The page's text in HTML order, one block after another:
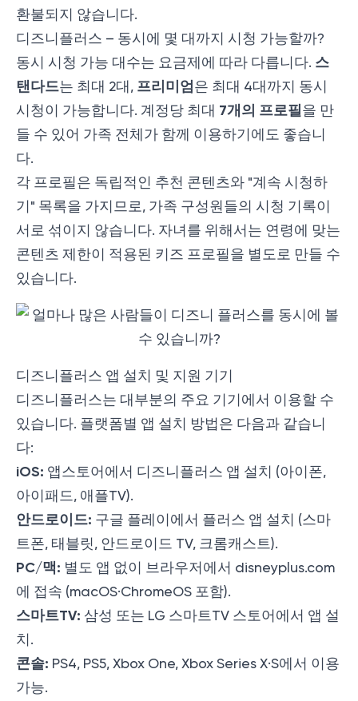
환불되지 않습니다.
디즈니플러스 – 동시에 몇 대까지 시청 가능할까?
동시 시청 가능 대수는 요금제에 따라 다릅니다. 스
탠다드는 최대 2대, 프리미엄 은 최대 4대까지 동시
시청이 가능합니다. 계정당 최대 7개의 프로필을 만
들 수 있어 가족 전체가 함께 이용하기에도 좋습니
다.
각 프로필은 독립적인 추천 콘텐츠와 "계속 시청하
기" 목록을 가지므로, 가족 구성원들의 시청 기록이
서로 섞이지 않습니다. 자녀를 위해서는 연령에 맞는
콘텐츠 제한이 적용된 키즈 프로필을 별도로 만들 수
있습니다.
디즈니플러스 앱 설치 및 지원 기기
디즈니플러스는 대부분의 주요 기기에서 이용할 수
있습니다. 플랫폼별 앱 설치 방법은 다음과 같습니
다:
iOS: 앱스토어에서 디즈니플러스 앱 설치 (아이폰,
아이패드, 애플TV).
안드로이드: 구글 플레이에서 플러스 앱 설치 (스마
트폰, 태블릿, 안드로이드 TV, 크롬캐스트).
PC/맥: 별도 앱 없이 브라우저에서 disneyplus.com
에 접속 (macOS·ChromeOS 포함).
스마트TV: 삼성 또는 LG 스마트TV 스토어에서 앱 설
치.
콘솔: PS4, PS5, Xbox One, Xbox Series X·S에서 이용
가능.